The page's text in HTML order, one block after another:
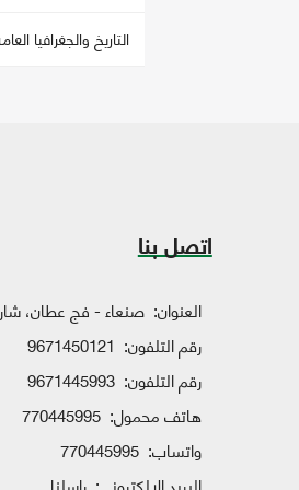
التاريخ والجغرافيا
اتصل بنا
العنوان: صنعاء - فج عطان،
رقم التلفون: 9671450121
رقم التلفون: 9671445993
هاتف محمول: 770445995
واتساب: 770445995